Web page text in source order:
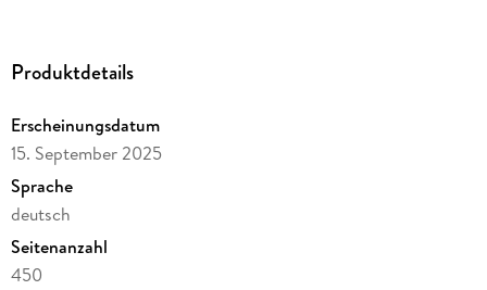
Erinnerungen. Wir folgen den Lebensschicksalen der
Protagonistinnen und Protagonisten, beginnend mit der Zeit
dem unaufhaltsamen Vorrücken der Roten Armee -, über die
Ära des kommunistischen Polens, in der über die
Vergangenheit gar nicht oder nur im Flüsterton gesprochen
wird, bis hin zur Gegenwart, in der sich ein neuer Konflikt
entwickelt.
Produktdetails
Erscheinungsdatum
15. September 2025
Sprache
deutsch
Seitenanzahl
450